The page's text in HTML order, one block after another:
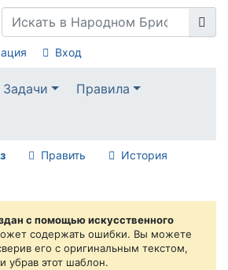
Вход
Задачи
Правила
Править История
с помощью искусственного
содержать ошибки. Вы можете
его с оригинальным текстом,
убрав этот шаблон.